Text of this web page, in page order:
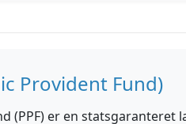
Provident Fund)
(PPF) er en